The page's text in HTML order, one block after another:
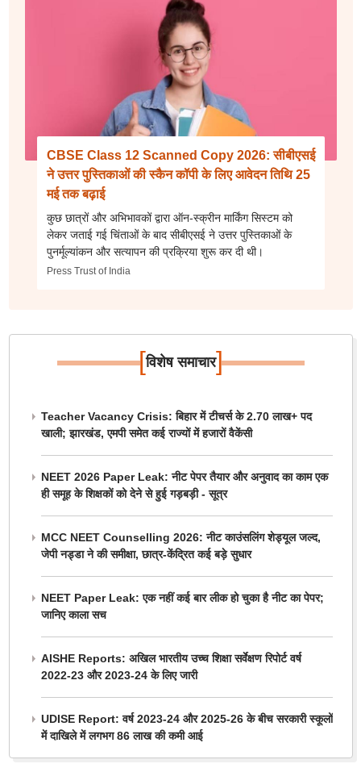
CBSE Class 12 Scanned Copy 2026: सीबीएसई
ने उत्तर पुस्तिकाओं की स्कैन कॉपी के लिए आवेदन तिथि 25
मई तक बढ़ाई
कुछ छात्रों और अभिभावकों द्वारा ऑन-स्क्रीन मार्किंग सिस्टम को
लेकर जताई गई चिंताओं के बाद सीबीएसई ने उत्तर पुस्तिकाओं के
पुनर्मूल्यांकन और सत्यापन की प्रक्रिया शुरू कर दी थी।
Press Trust of India
[विशेष समाचार]
Teacher Vacancy Crisis: बिहार में टीचर्स के 2.70 लाख+ पद
खाली; झारखंड, एमपी समेत कई राज्यों में हजारों वैकेंसी
NEET 2026 Paper Leak: नीट पेपर तैयार और अनुवाद का काम एक
ही समूह के शिक्षकों को देने से हुई गड़बड़ी - सूत्र
MCC NEET Counselling 2026: नीट काउंसलिंग शेड्यूल जल्द,
जेपी नड्डा ने की समीक्षा, छात्र-केंद्रित कई बड़े सुधार
NEET Paper Leak: एक नहीं कई बार लीक हो चुका है नीट का पेपर;
जानिए काला सच
AISHE Reports: अखिल भारतीय उच्च शिक्षा सर्वेक्षण रिपोर्ट वर्ष
2022-23 और 2023-24 के लिए जारी
UDISE Report: वर्ष 2023-24 और 2025-26 के बीच सरकारी स्कूलों
में दाखिले में लगभग 86 लाख की कमी आई